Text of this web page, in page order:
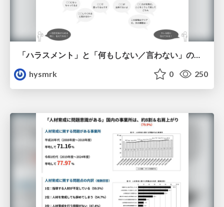
「ハラスメント」と「何もしない／言わない」の間に
hysmrk
0 250